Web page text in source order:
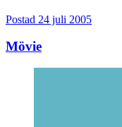
Postad 24 juli 2005
Mövie